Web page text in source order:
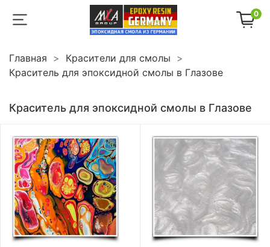
0
Главная
Красители для смолы
Краситель для эпоксидной смолы в Глазове
Краситель для эпоксидной смолы в Глазове